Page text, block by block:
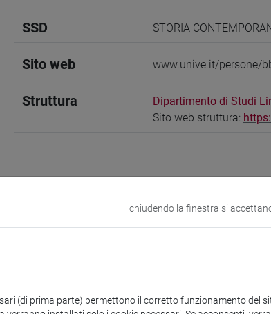
SSD STORIA
Sito web www.unive.it/persone/
Struttura
Dipartimento di Studi
Sito web struttura:
in DEP.
chiudendo la finestra si
(di prima parte) permettono il corretto funzionamento del